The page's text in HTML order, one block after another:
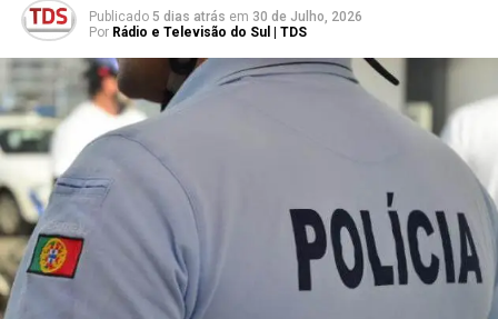
Publicado 5 dias atrás em 30 de Julho, 2026
Por Rádio e Televisão do Sul | TDS